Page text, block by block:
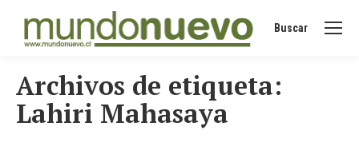
Buscar:
Buscar
Archivos de etiqueta:
Lahiri Mahasaya